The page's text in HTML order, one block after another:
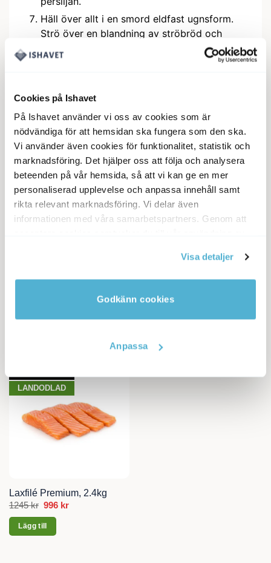
Cookies på Ishavet
På Ishavet använder vi oss av cookies som är
nödvändiga för att hemsidan ska fungera som den ska.
Vi använder även cookies för funktionalitet, statistik och
marknadsföring. Det hjälper oss att följa och analysera
beteenden på vår hemsida, så att vi kan ge en mer
personaliserad upplevelse och anpassa innehåll samt
rikta relevant marknadsföring. Vi delar även
informationen med våra samarbetspartners. Genom att
Visa detaljer
Godkänn cookies
Anpassa
Häll över allt i en smord eldfast ugnsform.
Strö över en blandning av ströbröd och
Grädda fiskgratängen i nedre delen av ugnen
RÅKOSTSALLAD
Riv morot och äpple och pressa över lite
citronsaft.
RÅKOSTSALLAD OCH GÄRNA LITE RIS. TIPS:
MED OLIKA ÖRTER I FISKGRATÄNGEN KAN DU
VARIERA SMAKEN.
Kategori:Lax, Räkor
Tillagningstid:50minuter
minuter
LANDODLAD
Laxfilé Premium, 2.4kg
1245kr Det
priset
var:
1245 kr.
996 krDet
Lägg till